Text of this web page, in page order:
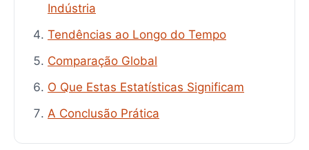
Indústria
Tendências ao Longo do Tempo
Comparação Global
O Que Estas Estatísticas Significam
A Conclusão Prática